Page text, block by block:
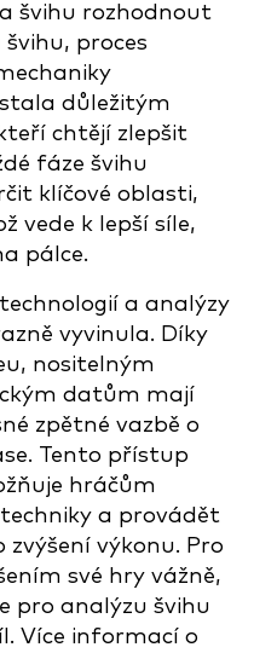
švihu rozhodnout
proces
stala důležitým
chtějí zlepšit
fáze švihu
klíčové oblasti,
vede k lepší síle,
pálce.
a analýzy
vyvinula. Díky
nositelným
datům mají
zpětné vazbě o
Tento přístup
hráčům
a provádět
výkonu. Pro
své hry vážně,
pro analýzu švihu
Více informací o